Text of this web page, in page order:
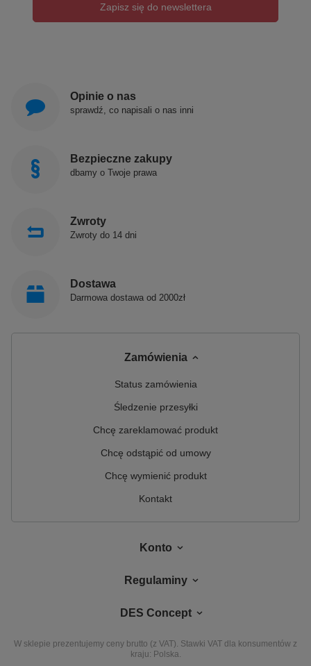
Zapisz się do newslettera
Opinie o nas
sprawdź, co napisali o nas inni
Bezpieczne zakupy
dbamy o Twoje prawa
Zwroty
Zwroty do 14 dni
Dostawa
Darmowa dostawa od 2000zł
Zamówienia
Status zamówienia
Śledzenie przesyłki
Chcę zareklamować produkt
Chcę odstąpić od umowy
Chcę wymienić produkt
Kontakt
Konto
Regulaminy
DES Concept
W sklepie prezentujemy ceny brutto (z VAT). Stawki VAT dla konsumentów z
kraju: Polska.